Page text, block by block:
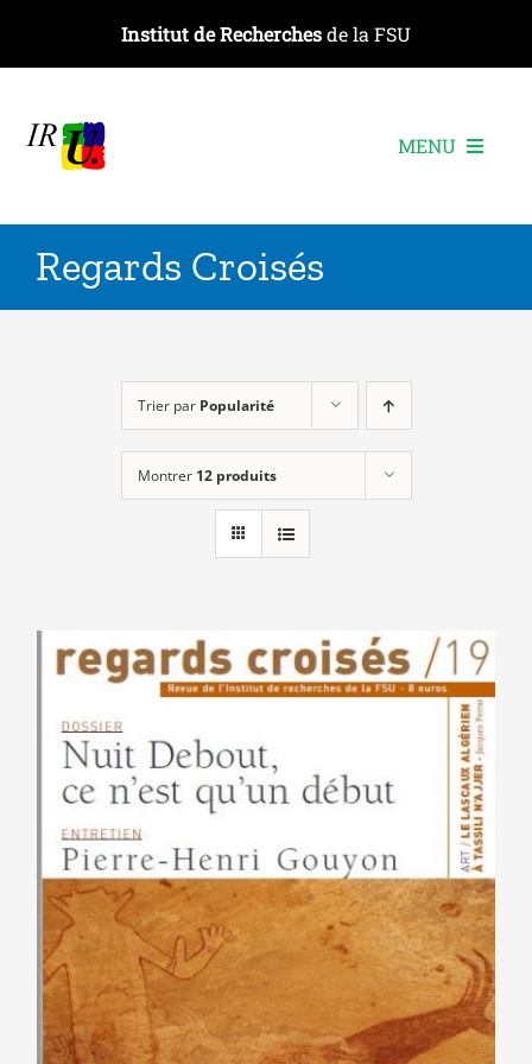
contenu
Institut de Recherchesde la FSU
MENU
Les recherches
Les événements
Regards Croisés
Trier par Popularité
Montrer 12 produits